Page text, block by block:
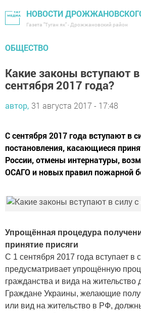
НОВОСТИ
Газета "Туган як" - Дрожжановский район
ОБЩЕСТВО
Какие законы вступают в
сентября 2017 года?
автор, 31 августа 2017 - 17:48
С сентября 2017 года вступают в
постановления, касающиеся
России, отмены интернатуры,
ОСАГО и новых правил пожарной
Упрощённая процедура
принятие присяги
С 1 сентября 2017 года вступает в
предусматривает упрощённую
гражданства и вида на жительство
Граждане Украины, желающие
или вид на жительство в РФ,